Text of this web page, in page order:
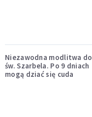
Niezawodna modlitwa do
św. Szarbela. Po 9 dniach
mogą dziać się cuda